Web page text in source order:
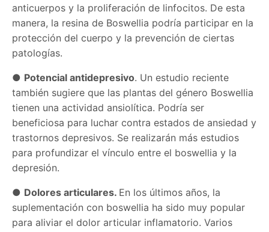
anticuerpos y la proliferación de linfocitos. De esta
manera, la resina de Boswellia podría participar en la
protección del cuerpo y la prevención de ciertas
patologías.
● Potencial antidepresivo. Un estudio reciente
también sugiere que las plantas del género Boswellia
tienen una actividad ansiolítica. Podría ser
beneficiosa para luchar contra estados de ansiedad y
trastornos depresivos. Se realizarán más estudios
para profundizar el vínculo entre el boswellia y la
depresión.
● Dolores articulares. En los últimos años, la
suplementación con boswellia ha sido muy popular
para aliviar el dolor articular inflamatorio. Varios